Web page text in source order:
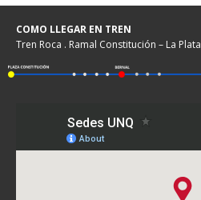
COMO LLEGAR EN TREN
Tren Roca . Ramal Constitución – La Plata